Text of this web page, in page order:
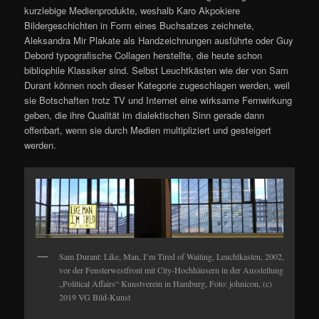
kurzlebige Medienprodukte, weshalb Karo Akpokiere
Bildergeschichten in Form eines Buchsatzes zeichnete,
Aleksandra Mir Plakate als Handzeichnungen ausführte oder Guy
Debord typografische Collagen herstellte, die heute schon
bibliophile Klassiker sind. Selbst Leuchtkästen wie der von Sam
Durant können noch dieser Kategorie zugeschlagen werden, weil
sie Botschaften trotz TV und Internet eine wirksame Fernwirkung
geben, die ihre Qualität im dialektischen Sinn gerade dann
offenbart, wenn sie durch Medien multipliziert und gesteigert
werden.
Sam Durant: Like, Man, I’m Tired of Waiting, Leuchtkasten, 2002,
vor der Fensterwestfront mit City-Hochhäusern in der Ausstellung
„Political Affairs“ Kunstverein in Hamburg, Foto: johnicon, (c)
2019 VG Bild-Kunst